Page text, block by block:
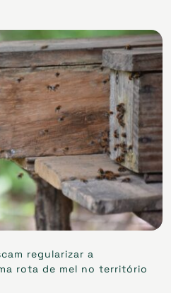
regularizar a
rota de mel no território